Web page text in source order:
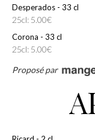
Desperados - 33 cl
25cl: 5.00€
Corona - 33 cl
25cl: 5.00€
Proposé par